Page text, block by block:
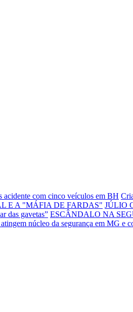
acidente com cinco veículos em BH
E A "MÁFIA DE FARDAS" JÚLIO
das gavetas” ESCÂNDALO NA
núcleo da segurança em MG e